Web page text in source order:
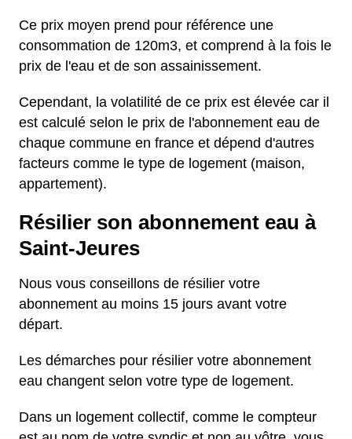
Ce prix moyen prend pour référence une
consommation de 120m3, et comprend à la fois le
prix de l'eau et de son assainissement.
Cependant, la volatilité de ce prix est élevée car il
est calculé selon le prix de l'abonnement eau de
chaque commune en france et dépend d'autres
facteurs comme le type de logement (maison,
appartement).
Résilier son abonnement eau à
Saint-Jeures
Nous vous conseillons de résilier votre
abonnement au moins 15 jours avant votre
départ.
Les démarches pour résilier votre abonnement
eau changent selon votre type de logement.
Dans un logement collectif, comme le compteur